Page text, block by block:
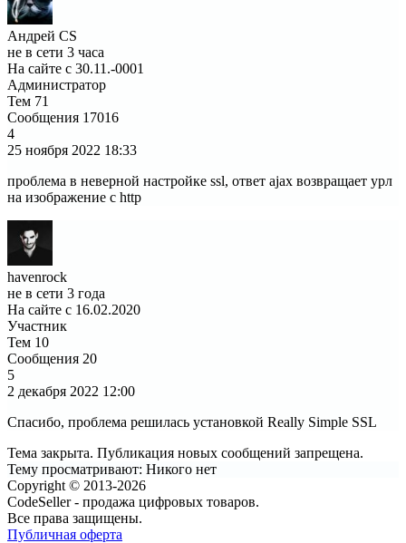
Андрей CS
не в сети 3 часа
На сайте с 30.11.-0001
Администратор
Тем 71
Сообщения 17016
4
25 ноября 2022 18:33
проблема в неверной настройке ssl, ответ ajax возвращает урл
на изображение с http
havenrock
не в сети 3 года
На сайте с 16.02.2020
Участник
Тем 10
Сообщения 20
5
2 декабря 2022 12:00
Спасибо, проблема решилась установкой Really Simple SSL
Тема закрыта. Публикация новых сообщений запрещена.
Тему просматривают: Никого нет
Copyright © 2013-2026
CodeSeller - продажа цифровых товаров.
Все права защищены.
Публичная оферта